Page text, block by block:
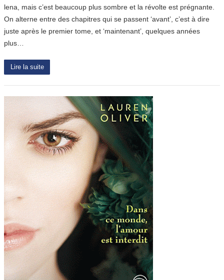
lena, mais c’est beaucoup plus sombre et la révolte est prégnante.
On alterne entre des chapitres qui se passent ‘avant’, c’est à dire
juste après le premier tome, et ‘maintenant’, quelques années
plus…
Lire la suite